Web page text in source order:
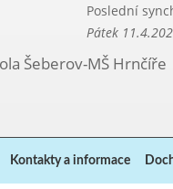
Poslední
Pátek
Šeberov-MŠ Hrnčíře
Kontakty a informace